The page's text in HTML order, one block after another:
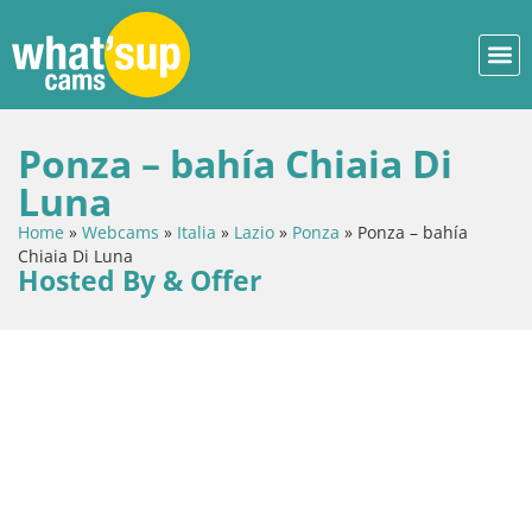
Ponza – bahía Chiaia Di
Luna
Home » Webcams » Italia » Lazio » Ponza » Ponza – bahía
Chiaia Di Luna
Hosted By & Offer